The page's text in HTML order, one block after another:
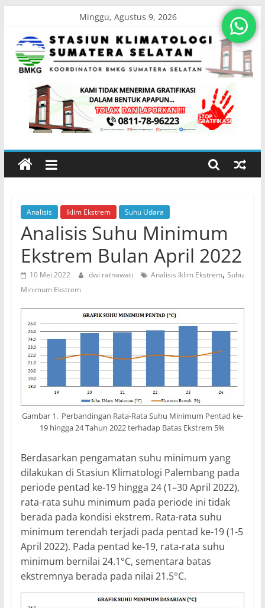
content
Minggu, Agustus 9, 2026
Stasiun
Klimatologi
Sumatera
Koordinator
BMKG
Sumatera
Selatan
Analisis Iklim Ekstrem Suhu Udara
Analisis Suhu Minimum
Ekstrem Bulan April 2022
10 Mei 2022 dwi ratnawati Analisis Iklim Ekstrem, Suhu
Minimum Ekstrem
Gambar 1. Perbandingan Rata-Rata Suhu Minimum Pentad ke-
19 hingga 24 Tahun 2022 terhadap Batas Ekstrem 5%
Berdasarkan pengamatan suhu minimum yang
dilakukan di Stasiun Klimatologi Palembang pada
periode pentad ke-19 hingga 24 (1–30 April 2022),
rata-rata suhu minimum pada periode ini tidak
berada pada kondisi ekstrem. Rata-rata suhu
minimum terendah terjadi pada pentad ke-19 (1-5
April 2022). Pada pentad ke-19, rata-rata suhu
minimum bernilai 24.1°C, sementara batas
ekstremnya berada pada nilai 21.5°C.